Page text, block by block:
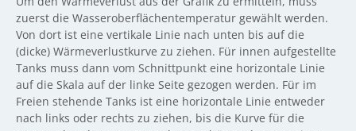
zuerst die Wasseroberflächentemperatur gewählt werden.
Von dort ist eine vertikale Linie nach unten bis auf die
(dicke) Wärmeverlustkurve zu ziehen. Für innen aufgestellte
Tanks muss dann vom Schnittpunkt eine horizontale Linie
auf die Skala auf der linke Seite gezogen werden. Für im
Freien stehende Tanks ist eine horizontale Linie entweder
nach links oder rechts zu ziehen, bis die Kurve für die